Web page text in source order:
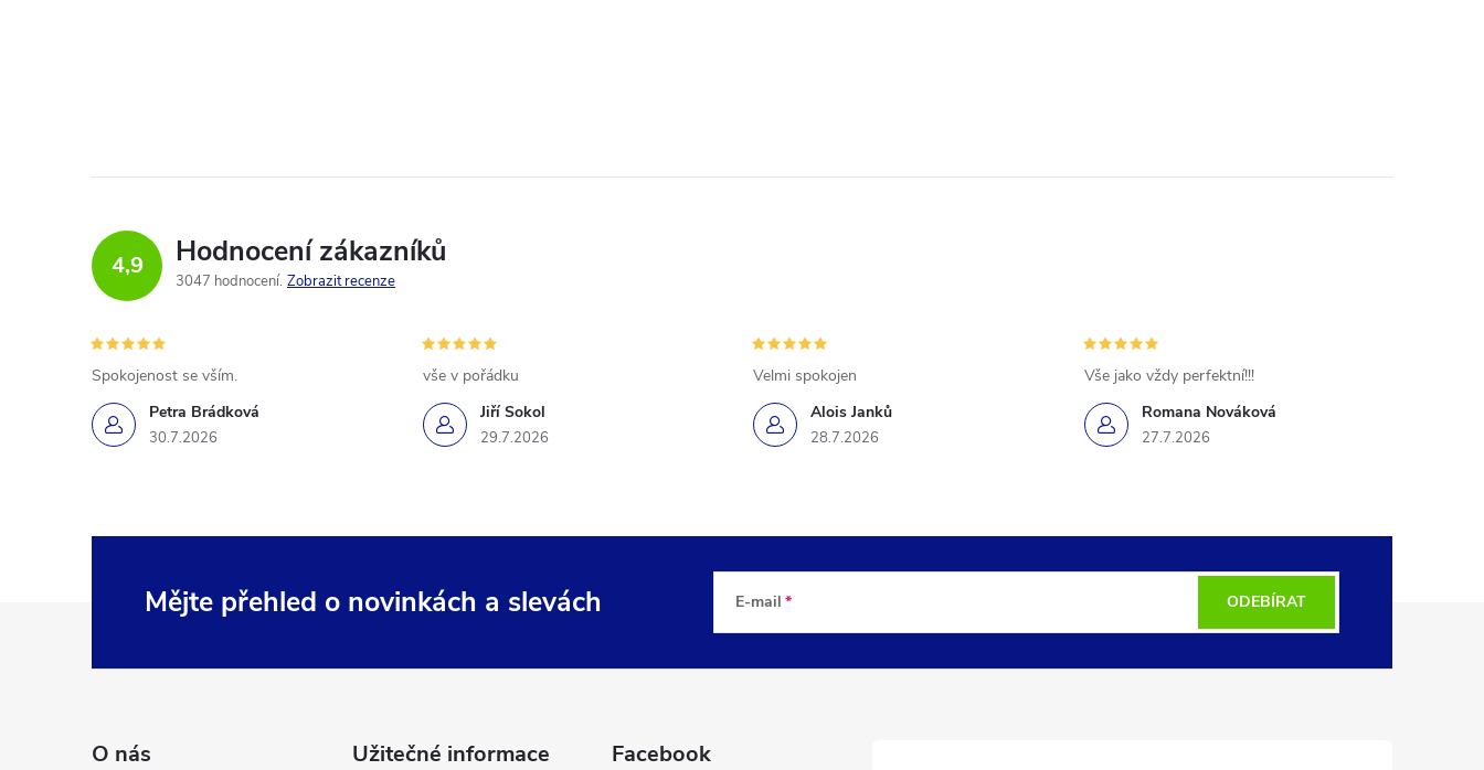
4,9 Hodnocení zákazníků
3047 hodnocení Zobrazit recenze
Petra Brádková
30.7.2026
Spokojenost se vším.
Jiří Sokol
29.7.2026
vše v pořádku
Alois Janků
28.7.2026
Velmi spokojen
Romana Nováková
27.7.2026
Vše jako vždy perfektní!!!
Mějte přehled o novinkách a slevách E-mail ODEBÍRAT
O nás Užitečné informace Facebook